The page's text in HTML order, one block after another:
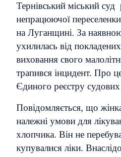
Тернівський міський суд
непрацюючої
на Луганщині. За
ухилилась від
виховання свого
трапився інцидент. Про
Єдиного реєстру
Повідомляється, що
належні умови для
хлопчика. Він не
купувалися ліки.